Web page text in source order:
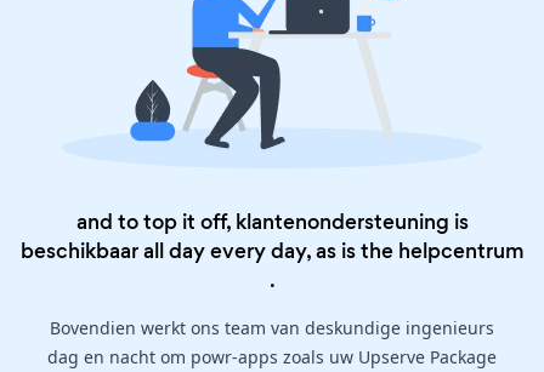
and to top it off, klantenondersteuning is
beschikbaar all day every day, as is the helpcentrum
.
Bovendien werkt ons team van deskundige ingenieurs
dag en nacht om powr-apps zoals uw Upserve Package